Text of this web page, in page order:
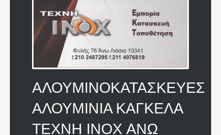
ΑΛΟΥΜΙΝΟΚΑΤΑΣΚΕΥΕΣ
ΑΛΟΥΜΙΝΙΑ ΚΑΓΚΕΛΑ
ΤΕΧΝΗ INOX ΑΝΩ